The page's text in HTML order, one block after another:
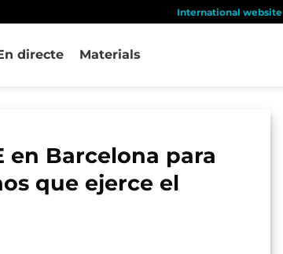
International website
directe Materials
en Barcelona para
que ejerce el